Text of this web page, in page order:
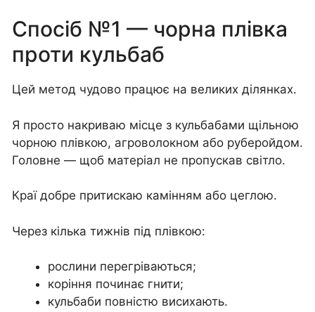
Спосіб №1 — чорна плівка
проти кульбаб
Цей метод чудово працює на великих ділянках.
Я просто накриваю місце з кульбабами щільною
чорною плівкою, агроволокном або руберойдом.
Головне — щоб матеріал не пропускав світло.
Краї добре притискаю камінням або цеглою.
Через кілька тижнів під плівкою:
рослини перегріваються;
коріння починає гнити;
кульбаби повністю висихають.